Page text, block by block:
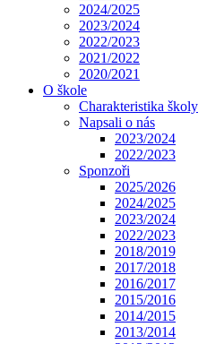
2024/2025
2023/2024
2022/2023
2021/2022
2020/2021
O škole
Charakteristika školy
Napsali o nás
2023/2024
2022/2023
Sponzoři
2025/2026
2024/2025
2023/2024
2022/2023
2018/2019
2017/2018
2016/2017
2015/2016
2014/2015
2013/2014